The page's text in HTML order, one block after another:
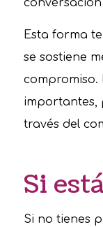
Esta forma
se sostiene
compromiso.
importantes,
través del
Si
Si no tienes